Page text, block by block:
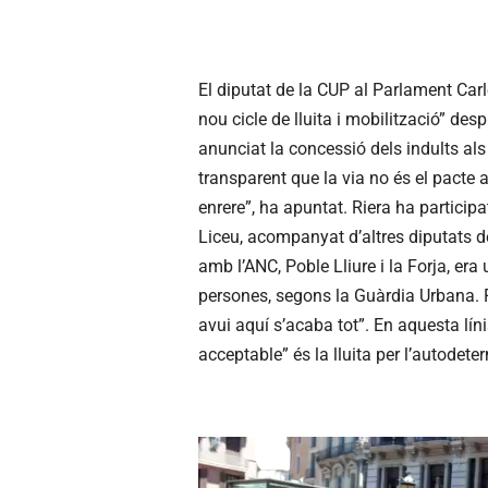
El diputat de la CUP al Parlament
nou cicle de lluita i mobilització”
anunciat la concessió dels indults als
transparent que la via no és el pacte
enrere”, ha apuntat. Riera ha
Liceu, acompanyat d’altres diputats
amb l’ANC, Poble Lliure i la Forja,
persones, segons la Guàrdia Urbana.
avui aquí s’acaba tot”. En aquesta
acceptable” és la lluita per
R
e